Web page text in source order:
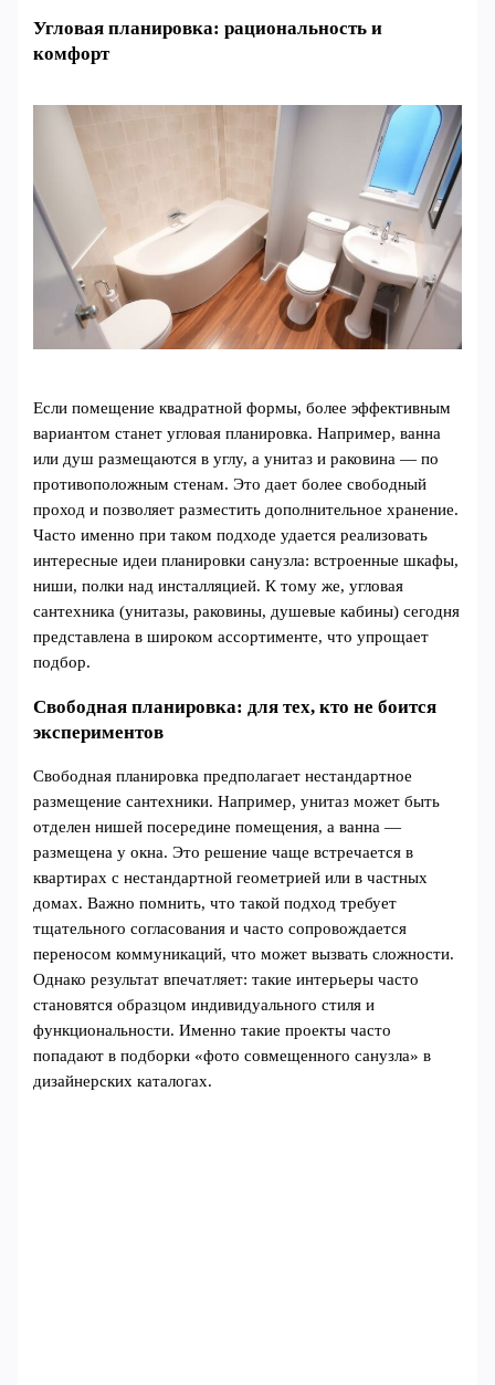
Угловая планировка: рациональность и
комфорт
Если помещение квадратной формы, более эффективным
вариантом станет угловая планировка. Например, ванна
или душ размещаются в углу, а унитаз и раковина — по
противоположным стенам. Это дает более свободный
проход и позволяет разместить дополнительное хранение.
Часто именно при таком подходе удается реализовать
интересные идеи планировки санузла: встроенные шкафы,
ниши, полки над инсталляцией. К тому же, угловая
сантехника (унитазы, раковины, душевые кабины) сегодня
представлена в широком ассортименте, что упрощает
подбор.
Свободная планировка: для тех, кто не боится
экспериментов
Свободная планировка предполагает нестандартное
размещение сантехники. Например, унитаз может быть
отделен нишей посередине помещения, а ванна —
размещена у окна. Это решение чаще встречается в
квартирах с нестандартной геометрией или в частных
домах. Важно помнить, что такой подход требует
тщательного согласования и часто сопровождается
переносом коммуникаций, что может вызвать сложности.
Однако результат впечатляет: такие интерьеры часто
становятся образцом индивидуального стиля и
функциональности. Именно такие проекты часто
попадают в подборки «фото совмещенного санузла» в
дизайнерских каталогах.